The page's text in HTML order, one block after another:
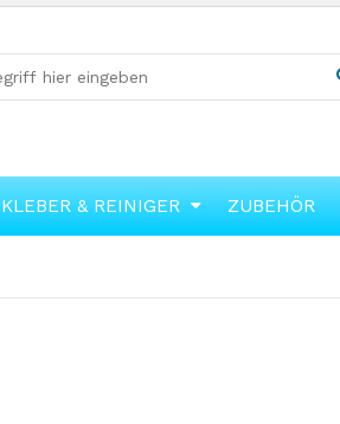
KLEBER & REINIGER ZUBEHÖR